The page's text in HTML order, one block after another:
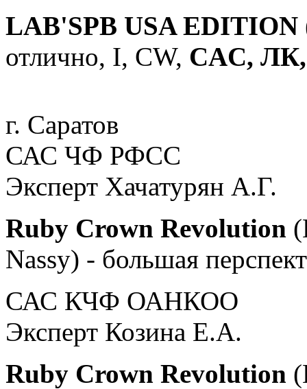
LAB'SPB USA EDITION
отлично, I, СW, CAC,
г. Саратов
САС ЧФ РФСС
Эксперт Хачатурян А.Г.
Ruby Crown Revolution
Nassy) - большая
САС КЧФ ОАНКОО
Эксперт Козина Е.А.
Ruby Crown Revolution